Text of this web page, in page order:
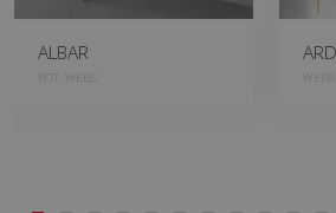
ALBAR
ROT, WEISS WEISS